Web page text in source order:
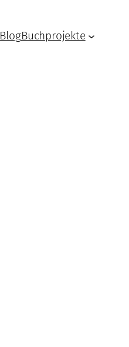
BlogBuchprojekte